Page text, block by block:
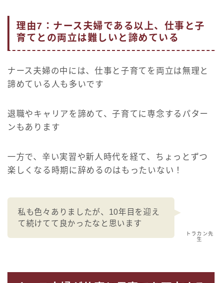
理由7：ナース夫婦である以上、仕事と子
育てとの両立は難しいと諦めている
ナース夫婦の中には、仕事と子育てを両立は無理と
諦めている人も多いです
退職やキャリアを諦めて、子育てに専念するパター
ンもあります
一方で、辛い実習や新人時代を経て、ちょっとずつ
楽しくなる時期に辞めるのはもったいない！
トラカン先
生
私も色々ありましたが、10年目を迎え
て続けてて良かったなと思います